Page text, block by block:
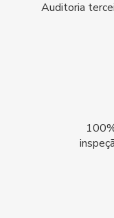
Auditoria